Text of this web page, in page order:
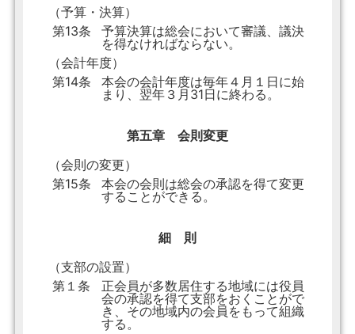
（予算・決算）
第13条
予算決算は総会において審議、議決
を得なければならない。
（会計年度）
第14条
本会の会計年度は毎年４月１日に始
まり、翌年３月31日に終わる。
第五章 会則変更
（会則の変更）
第15条
本会の会則は総会の承認を得て変更
することができる。
細 則
（支部の設置）
第１条
正会員が多数居住する地域には役員
会の承認を得て支部をおくことがで
き、その地域内の会員をもって組織
する。